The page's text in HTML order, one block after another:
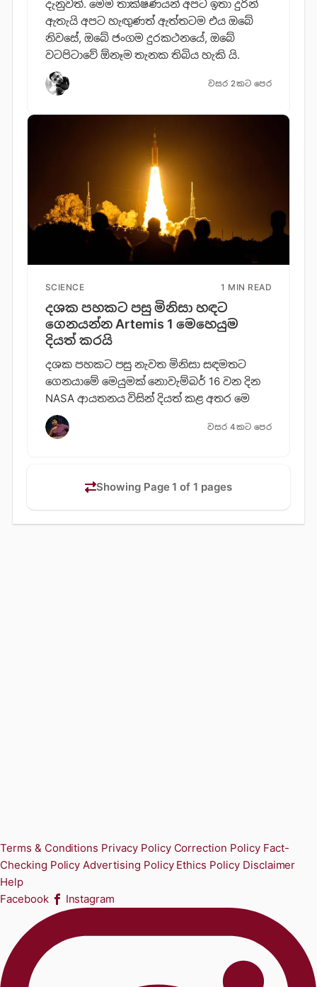
දැනුවත්. මෙම තාක්ෂණයන් අපට ඉතා දුරින්
ඇතැයි අපට හැඟුණත් ඇත්තටම එය ඔබේ
නිවසේ, ඔබේ ජංගම දුරකථනයේ, ඔබේ
වටපිටාවේ ඕනෑම තැනක තිබිය හැකි යි.
වසර 2කට පෙර
SCIENCE 1 MIN READ
දශක පහකට පසු මිනිසා හඳට
ගෙනයන්න Artemis 1 මෙහෙයුම
දියත් කරයි
දශක පහකට පසු නැවත මිනිසා සඳමතට
ගෙනයාමේ මෙයුමක් නොවැම්බර් 16 වන දින
NASA ආයතනය විසින් දියත් කළ අතර මෙ
වසර 4කට පෙර
Showing Page 1 of 1 pages
Terms & Conditions Privacy Policy Correction Policy Fact-
Checking Policy Advertising Policy Ethics Policy Disclaimer
Help
Facebook
Instagram